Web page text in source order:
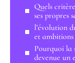
Quels
ses propres
l’évolution
et ambitions
Pourquoi la
devenue un